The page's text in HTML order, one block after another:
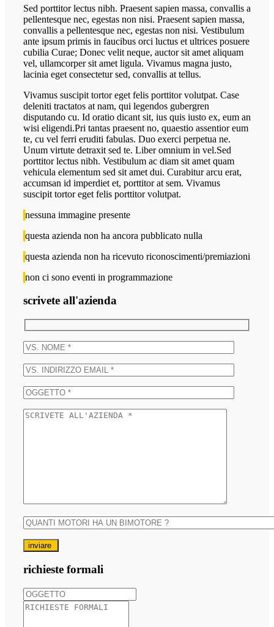
Sed porttitor lectus nibh. Praesent sapien massa, convallis a
pellentesque nec, egestas non nisi. Praesent sapien massa,
convallis a pellentesque nec, egestas non nisi. Vestibulum
ante ipsum primis in faucibus orci luctus et ultrices posuere
cubilia Curae; Donec velit neque, auctor sit amet aliquam
vel, ullamcorper sit amet ligula. Vivamus magna justo,
lacinia eget consectetur sed, convallis at tellus.
Vivamus suscipit tortor eget felis porttitor volutpat. Case
deleniti tractatos at nam, qui legendos gubergren
disputando cu. Id oratio dicant sit, ius quis iusto ex, eum an
wisi eligendi.Pri tantas praesent no, quaestio assentior eum
te, cu vel ferri eruditi fabulas. Duo exerci perpetua ne.
Unum virtute detraxit sed te. Liber omnium in vel.Sed
porttitor lectus nibh. Vestibulum ac diam sit amet quam
vehicula elementum sed sit amet dui. Curabitur arcu erat,
accumsan id imperdiet et, porttitor at sem. Vivamus
suscipit tortor eget felis porttitor volutpat.
nessuna immagine presente
questa azienda non ha ancora pubblicato nulla
questa azienda non ha ricevuto riconoscimenti/premiazioni
non ci sono eventi in programmazione
scrivete all'azienda
inviare
richieste formali